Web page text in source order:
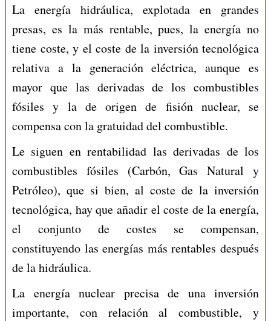
La energía hidráulica, explotada en grandes
presas, es la más rentable, pues, la energía no
tiene coste, y el coste de la inversión tecnológica
relativa a la generación eléctrica, aunque es
mayor que las derivadas de los combustibles
fósiles y la de origen de fisión nuclear, se
compensa con la gratuidad del combustible.
Le siguen en rentabilidad las derivadas de los
combustibles fósiles (Carbón, Gas Natural y
Petróleo), que si bien, al coste de la inversión
tecnológica, hay que añadir el coste de la energía,
el conjunto de costes se compensan,
constituyendo las energías más rentables después
de la hidráulica.
La energía nuclear precisa de una inversión
importante, con relación al combustible, y